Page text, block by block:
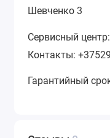
Шевченко 3
Сервисный
Контакты:
Гарантийный